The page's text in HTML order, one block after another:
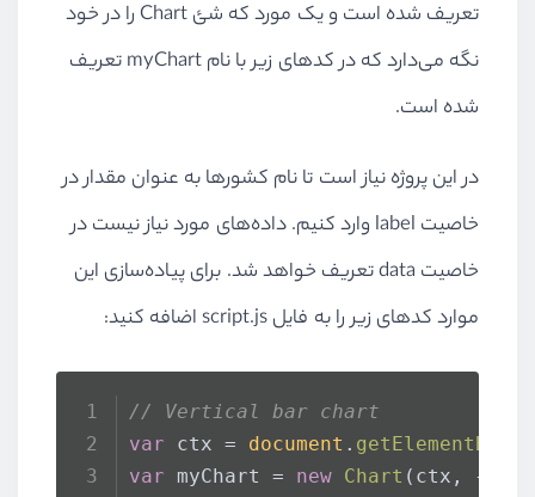
تعریف شده است و یک مورد که شئ Chart را در خود
نگه می‌دارد که در کدهای زیر با نام myChart تعریف
شده است.
در این پروژه نیاز است تا نام کشورها به عنوان مقدار در
خاصیت label وارد کنیم. داده‌های مورد نیاز نیست در
خاصیت data تعریف خواهد شد. برای پیاده‌سازی این
موارد کدهای زیر را به فایل script.js اضافه کنید:
// Vertical bar chart
var ctx = document . getElementById
var myChart = new Chart (ctx, {